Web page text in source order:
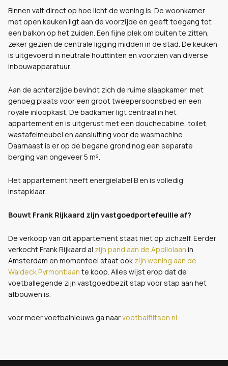
Binnen valt direct op hoe licht de woning is. De woonkamer
met open keuken ligt aan de voorzijde en geeft toegang tot
een balkon op het zuiden. Een fijne plek om buiten te zitten,
zeker gezien de centrale ligging midden in de stad. De keuken
is uitgevoerd in neutrale houttinten en voorzien van diverse
inbouwapparatuur.
Aan de achterzijde bevindt zich de ruime slaapkamer, met
genoeg plaats voor een groot tweepersoonsbed en een
royale inloopkast. De badkamer ligt centraal in het
appartement en is uitgerust met een douchecabine, toilet,
wastafelmeubel en aansluiting voor de wasmachine.
Daarnaast is er op de begane grond nog een separate
berging van ongeveer 5 m².
Het appartement heeft energielabel B en is volledig
instapklaar.
Bouwt Frank Rijkaard zijn vastgoedportefeuille af?
De verkoop van dit appartement staat niet op zichzelf. Eerder
verkocht Frank Rijkaard al zijn pand aan de Apollolaan in
Amsterdam en momenteel staat ook zijn woning aan de
Waldeck Pyrmontlaan te koop. Alles wijst erop dat de
voetballegende zijn vastgoedbezit stap voor stap aan het
afbouwen is.
voor meer voetbalnieuws ga naarvoetbalflitsen.nl